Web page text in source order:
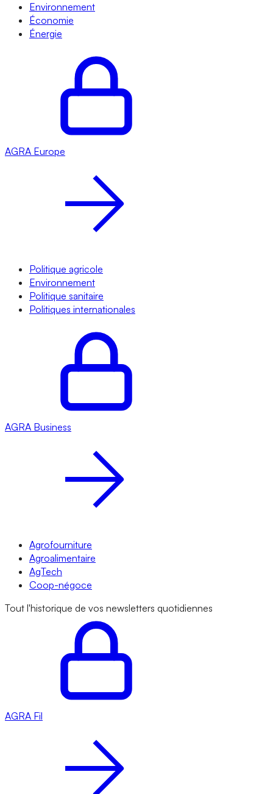
Environnement
Économie
Énergie
AGRA Europe
Politique agricole
Environnement
Politique sanitaire
Politiques internationales
AGRA Business
Agrofourniture
Agroalimentaire
AgTech
Coop-négoce
Tout l'historique de vos newsletters quotidiennes
AGRA Fil